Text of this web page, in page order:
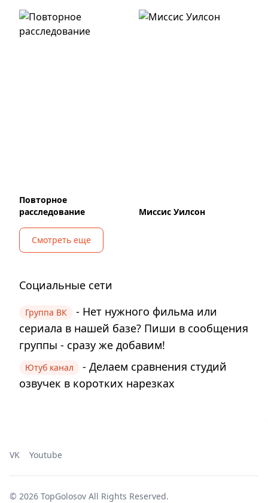
Повторное
расследование
Миссис Уилсон
Смотреть еще
Социальные сети
Группа ВК
- Нет нужного фильма или
сериала в нашей базе? Пиши в сообщения
группы - сразу же добавим!
Ютуб канал
- Делаем сравнения студий
озвучек в коротких нарезках
VK Youtube
© 2026 TopGolosov All Rights Reserved.